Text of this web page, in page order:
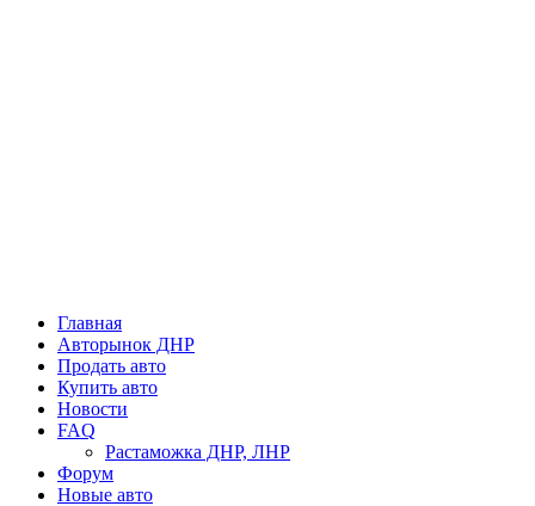
Главная
Авторынок ДНР
Продать авто
Купить авто
Новости
FAQ
Растаможка ДНР, ЛНР
Форум
Новые авто